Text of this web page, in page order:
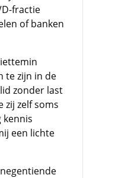
fractie
of banken
te zijn in de
zonder last
zij zelf soms
kennis
een lichte